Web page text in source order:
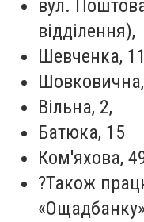
вул.
відділення),
Шевченка,
Вільна, 2,
Батюка, 15
Ком'яхова,
?Також